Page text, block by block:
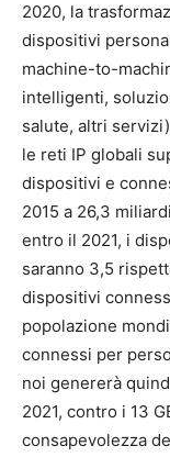
2020, la
dispositivi
machine-to-
intelligenti,
salute, altri
le reti IP globali
dispositivi e
2015 a 26,3
entro il 2021, i
saranno 3,5
dispositivi
popolazione
connessi per
noi genererà
2021, contro i 13
consapevolezza